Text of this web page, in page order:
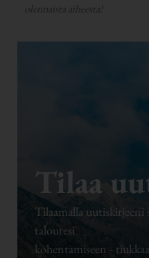
olennaista aiheesta!
Tilaa
Tilaamalla uutiskirjeeni
taloutesi
kohentamiseen -